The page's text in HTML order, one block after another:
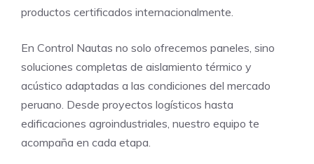
productos certificados internacionalmente.
En Control Nautas no solo ofrecemos paneles, sino
soluciones completas de aislamiento térmico y
acústico adaptadas a las condiciones del mercado
peruano. Desde proyectos logísticos hasta
edificaciones agroindustriales, nuestro equipo te
acompaña en cada etapa.